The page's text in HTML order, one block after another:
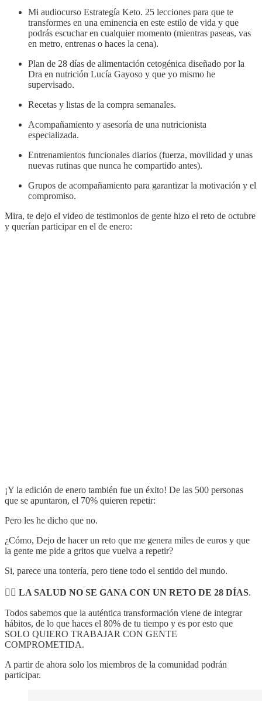
Mi audiocurso Estrategía Keto. 25 lecciones para que te
transformes en una eminencia en este estilo de vida y que
podrás escuchar en cualquier momento (mientras paseas, vas
en metro, entrenas o haces la cena).
Plan de 28 días de alimentación cetogénica diseñado por la
Dra en nutrición Lucía Gayoso y que yo mismo he
supervisado.
Recetas y listas de la compra semanales.
Acompañamiento y asesoría de una nutricionista
especializada.
Entrenamientos funcionales diarios (fuerza, movilidad y unas
nuevas rutinas que nunca he compartido antes).
Grupos de acompañamiento para garantizar la motivación y el
compromiso.
Mira, te dejo el video de testimonios de gente hizo el reto de octubre
y querían participar en el de enero:
¡Y la edición de enero también fue un éxito! De las 500 personas
que se apuntaron, el 70% quieren repetir:
Pero les he dicho que no.
¿Cómo, Dejo de hacer un reto que me genera miles de euros y que
la gente me pide a gritos que vuelva a repetir?
Si, parece una tontería, pero tiene todo el sentido del mundo.
👉🏼 LA SALUD NO SE GANA CON UN RETO DE 28 DÍAS.
Todos sabemos que la auténtica transformación viene de integrar
hábitos, de lo que haces el 80% de tu tiempo y es por esto que
SOLO QUIERO TRABAJAR CON GENTE
COMPROMETIDA.
A partir de ahora solo los miembros de la comunidad podrán
participar.